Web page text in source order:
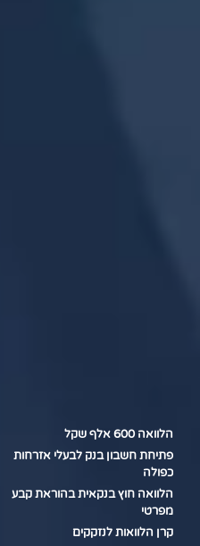
הלוואה 600 אלף שקל
פתיחת חשבון בנק לבעלי אזרחות
כפולה
הלוואה חוץ בנקאית בהוראת קבע
מפרטי
קרן הלוואות לנזקקים